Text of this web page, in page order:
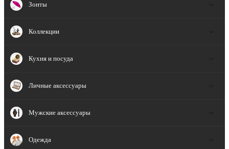
Зонты
Коллекции
Кухня и посуда
Личные аксессуары
Мужские аксессуары
Одежда